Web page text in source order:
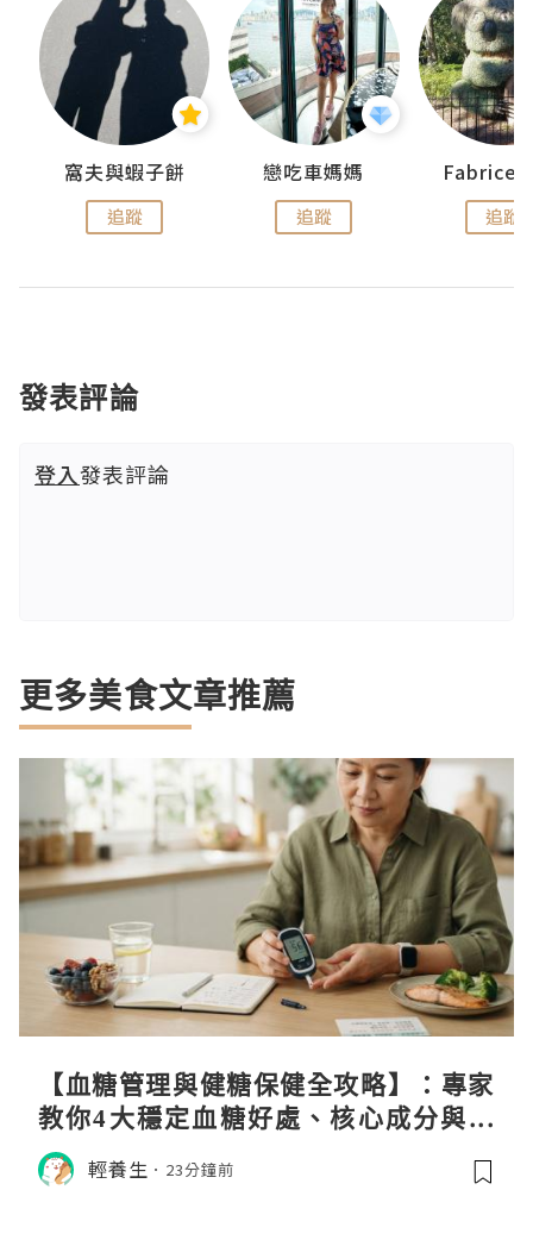
窩夫與蝦子餅
追蹤
戀吃車媽媽
追蹤
Fabrice
追蹤
發表評論
登入發表評論
更多美食文章推薦
【血糖管理與健糖保健全攻略】：專家
教你4大穩定血糖好處、核心成分與日
常調養秘訣
輕養生 23分鐘前